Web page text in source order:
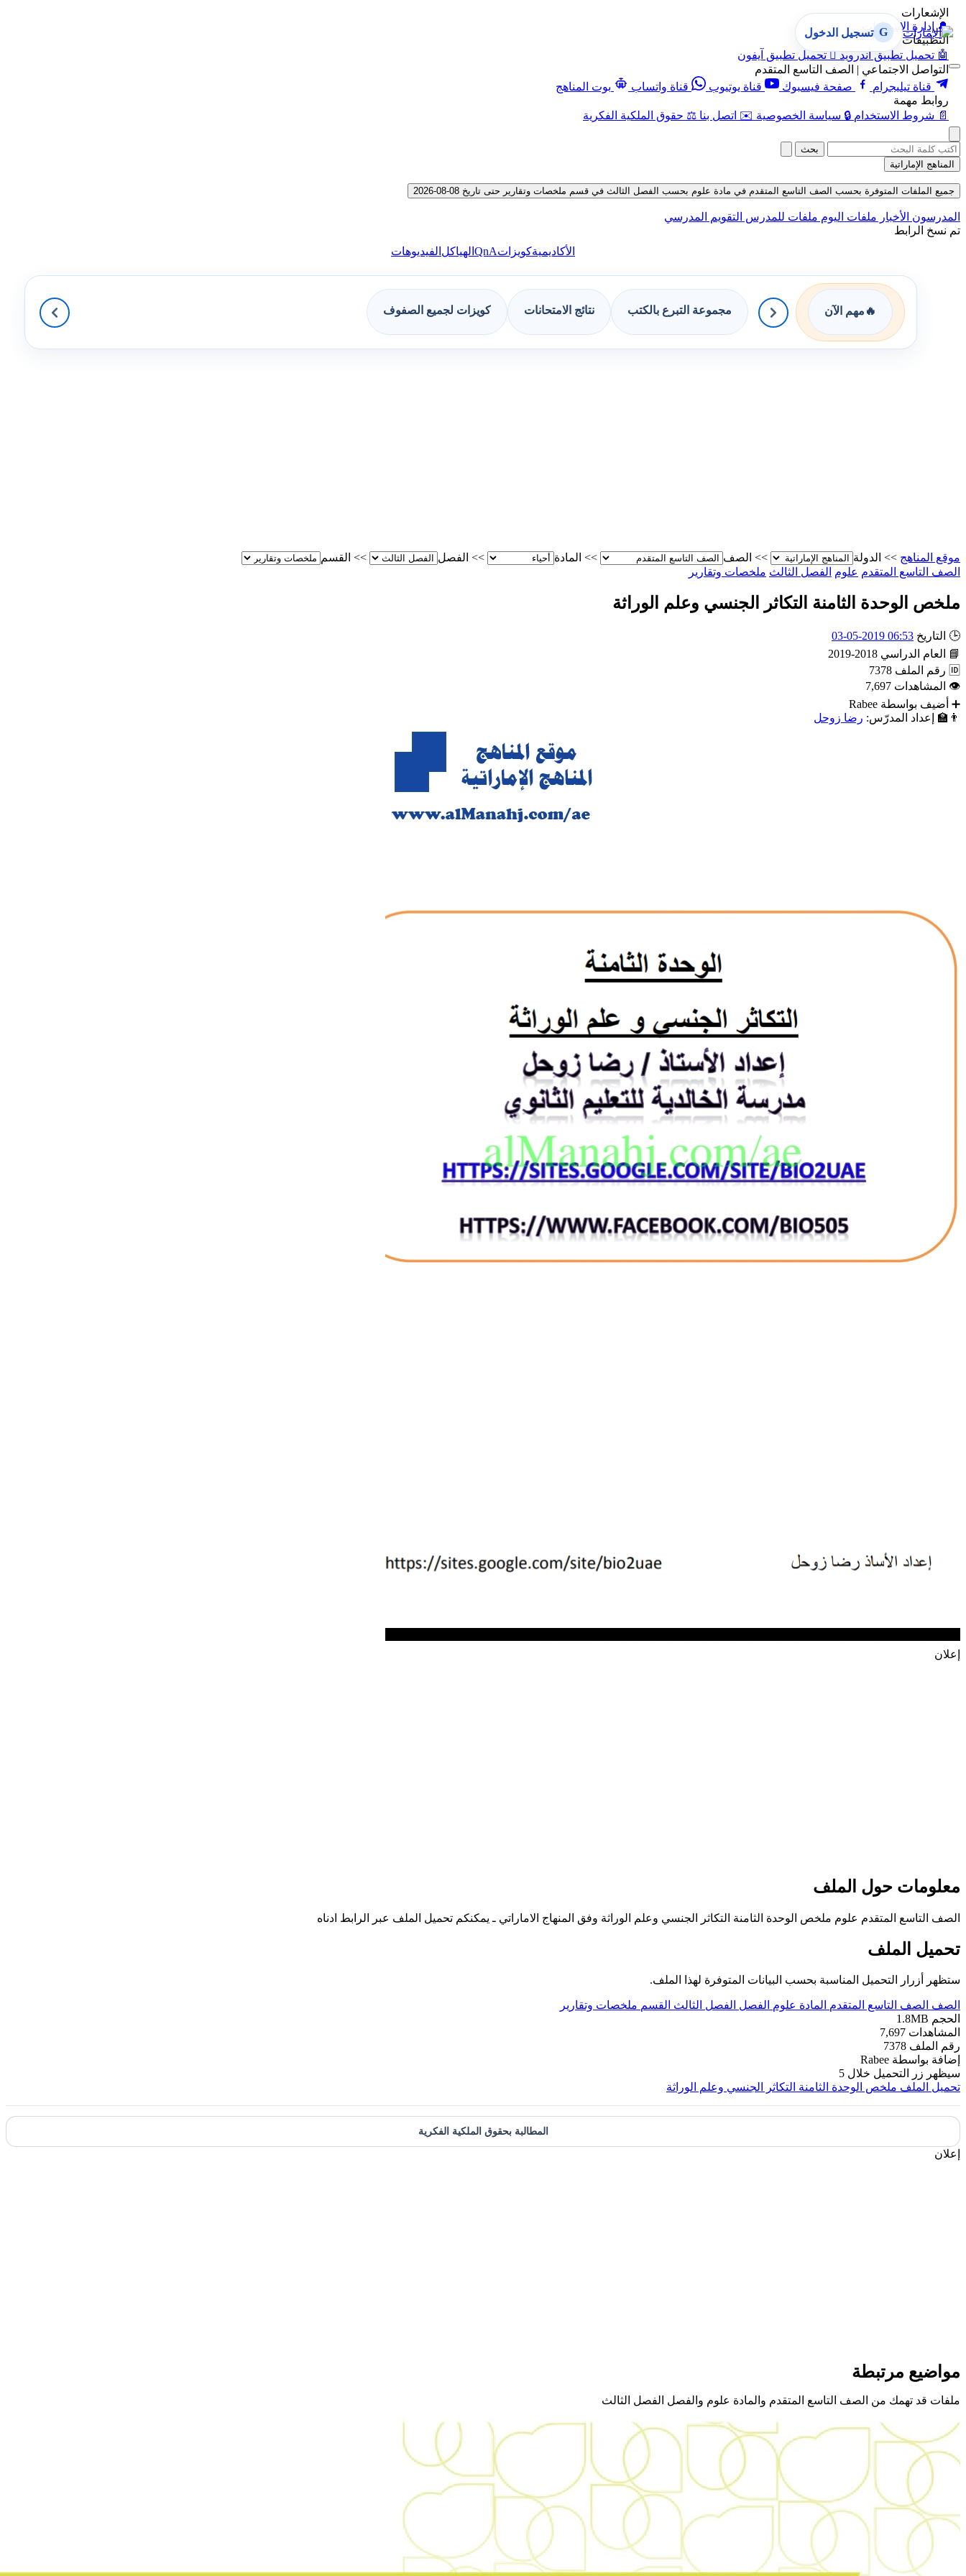
الإشعارات
🔔 إدارة الإشعارات
التطبيقات
🤖 تحميل تطبيق أندرويد  تحميل تطبيق آيفون
التواصل الاجتماعي | الصف التاسع المتقدم
قناة تيليجرام
صفحة فيسبوك قناة يوتيوب قناة واتساب
بوت المناهج
روابط مهمة
📄 شروط الاستخدام 🔒 سياسة الخصوصية ✉️ اتصل بنا ⚖️ حقوق الملكية الفكرية
G تسجيل الدخول
بحث
المناهج الإماراتية
جميع الملفات المتوفرة بحسب الصف التاسع المتقدم في مادة علوم بحسب الفصل الثالث في قسم ملخصات وتقارير حتى تاريخ 08-08-2026
المدرسون الأخبار ملفات اليوم ملفات للمدرس التقويم المدرسي
تم نسخ الرابط
الأكاديميةكويزاتQnA الهياكل الفيديوهات
🔥 مهم الآن مجموعة التبرع بالكتب نتائج الامتحانات كويزات لجميع الصفوف
موقع المناهج >> الدولة >> الصف >> المادة >> الفصل >> القسم
الصف التاسع المتقدم علوم الفصل الثالث ملخصات وتقارير
ملخص الوحدة الثامنة التكاثر الجنسي وعلم الوراثة
🕒 التاريخ 06:53 2019-05-03
📘
العام الدراسي 2018-2019
🆔 رقم الملف 7378
👁 المشاهدات 7,697
➕ أضيف بواسطة Rabee
👨‍🏫
إعداد المدرّس: رضا زوحل
إعلان
معلومات حول الملف
الصف التاسع المتقدم علوم ملخص الوحدة الثامنة التكاثر الجنسي وعلم الوراثة وفق المنهاج الاماراتي ـ يمكنكم تحميل الملف عبر الرابط ادناه
تحميل الملف
ستظهر أزرار التحميل المناسبة بحسب البيانات المتوفرة لهذا الملف.
الصف الصف التاسع المتقدم المادة علوم الفصل الفصل الثالث القسم ملخصات وتقارير
الحجم 1.8MB
المشاهدات 7,697
رقم الملف 7378
إضافة بواسطة Rabee
سيظهر زر التحميل خلال 5
تحميل الملف ملخص الوحدة الثامنة التكاثر الجنسي وعلم الوراثة
المطالبة بحقوق الملكية الفكرية
إعلان
مواضيع مرتبطة
ملفات قد تهمك من الصف التاسع المتقدم والمادة علوم والفصل الفصل الثالث